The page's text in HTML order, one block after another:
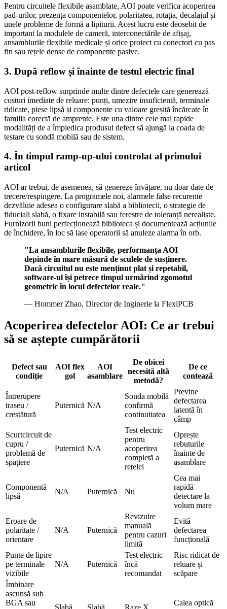
Pentru circuitele flexibile asamblate, AOI poate verifica acoperirea
pad-urilor, prezența componentelor, polaritatea, rotația, decalajul și
unele probleme de formă a lipiturii. Acest lucru este deosebit de
important la modulele de cameră, interconectările de afișaj,
ansamblurile flexibile medicale și orice proiect cu conectori cu pas
fin sau rețele dense de componente pasive.
3. După reflow și înainte de testul electric final
AOI post-reflow surprinde multe dintre defectele care generează
costuri imediate de reluare: punți, umezire insuficientă, terminale
ridicate, piese lipsă și componente cu valoare greșită încărcate în
familia corectă de amprente. Este una dintre cele mai rapide
modalități de a împiedica produsul defect să ajungă la coada de
testare cu sondă mobilă sau de sistem.
4. În timpul ramp-up-ului controlat al primului
articol
AOI ar trebui, de asemenea, să genereze învățare, nu doar date de
trecere/respingere. La programele noi, alarmele false recurente
dezvăluie adesea o configurare slabă a bibliotecii, o strategie de
fiduciali slabă, o fixare instabilă sau ferestre de toleranță nerealiste.
Furnizorii buni perfecționează biblioteca și documentează acțiunile
de închidere, în loc să lase operatorii să anuleze alarma în orb.
"La ansamblurile flexibile, performanța AOI
depinde în mare măsură de sculele de susținere.
Dacă circuitul nu este menținut plat și repetabil,
software-ul își petrece timpul urmărind zgomotul
geometric în locul defectelor reale."
— Hommer Zhao, Director de Inginerie la FlexiPCB
Acoperirea defectelor AOI: Ce ar trebui
să se aștepte cumpărătorii
Defect sau
condiție
AOI flex
gol
AOI
asamblare
De obicei
necesită altă
metodă?
De ce
contează
Întrerupere
traseu /
crestătură
Puternică N/A
Sonda mobilă
confirmă
continuitatea
Previne
defectarea
latentă în
câmp
Scurtcircuit de
cupru /
problemă de
spațiere
Puternică N/A
Test electric
pentru
acoperirea
completă a
rețelei
Oprește
rebuturile
înainte de
asamblare
Componentă
lipsă
N/A Puternică Nu
Cea mai
rapidă
detectare la
volum mare
Eroare de
polaritate /
orientare
N/A Puternică
Revizuire
manuală
pentru cazuri
limită
Evită
defectarea
funcțională
Punte de lipire
pe terminale
vizibile
N/A Puternică
Test electric
încă
recomandat
Risc ridicat de
reluare și
scăpare
Îmbinare
ascunsă sub
BGA sau
Slabă Slabă Raze X
Calea optică